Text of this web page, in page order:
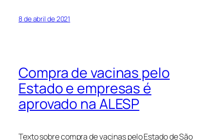
8 de abril de 2021
Compra de vacinas pelo
Estado e empresas é
aprovado na ALESP
Texto sobre compra de vacinas pelo Estado de São